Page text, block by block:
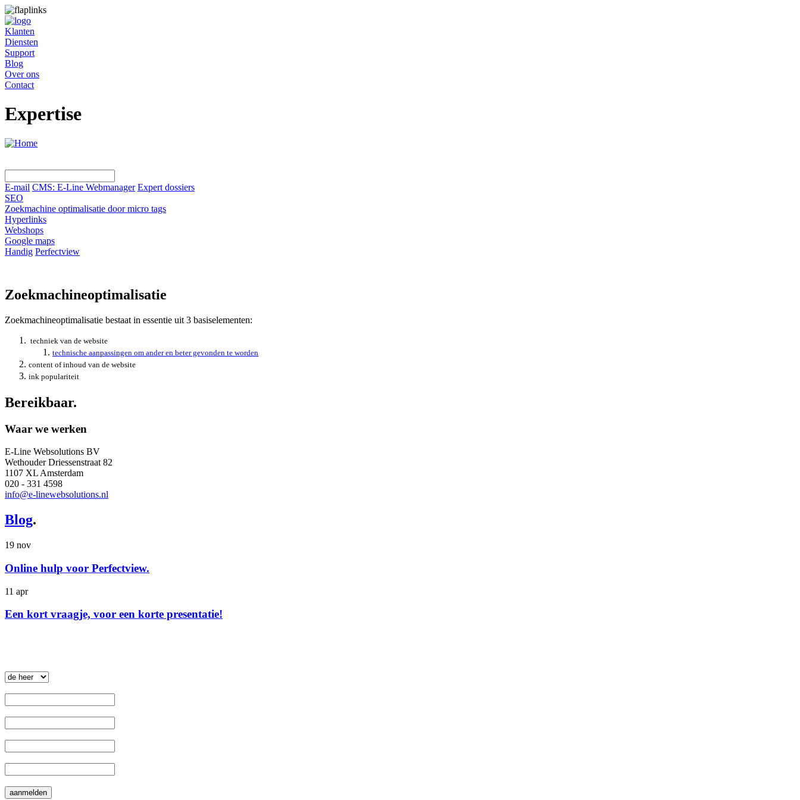
Klanten
Diensten
Support
Blog
Over ons
Contact
Expertise
E-mail CMS: E-Line Webmanager Expert dossiers
SEO
Zoekmachine optimalisatie door micro tags
Hyperlinks
Webshops
Google maps
Handig Perfectview
Zoekmachineoptimalisatie
Zoekmachineoptimalisatie bestaat in essentie uit 3 basiselementen:
techniek van de website
​technische aanpassingen om ander en beter gevonden te worden
content of inhoud van de website
ink populariteit
Bereikbaar.
Waar we werken
E-Line Websolutions BV
Wethouder Driessenstraat 82
1107 XL Amsterdam
020 - 331 4598
info@e-linewebsolutions.nl
Blog.
19 nov
Online hulp voor Perfectview.
11 apr
Een kort vraagje, voor een korte presentatie!